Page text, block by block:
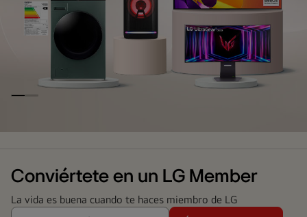
ClubConviértete en un LG Member
La vida es buena cuando te haces miembro de LG